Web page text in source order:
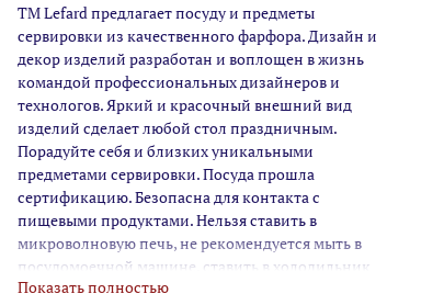
TM Lefard предлагает посуду и предметы
сервировки из качественного фарфора. Дизайн и
декор изделий разработан и воплощен в жизнь
командой профессиональных дизайнеров и
технологов. Яркий и красочный внешний вид
изделий сделает любой стол праздничным.
Порадуйте себя и близких уникальными
предметами сервировки. Посуда прошла
сертификацию. Безопасна для контакта с
пищевыми продуктами. Нельзя ставить в
микроволновую печь, не рекомендуется мыть в
посудомоечной машине, ставить в холодильник
или духовой шкаф. Металлические вилки нельзя
Показать полностью